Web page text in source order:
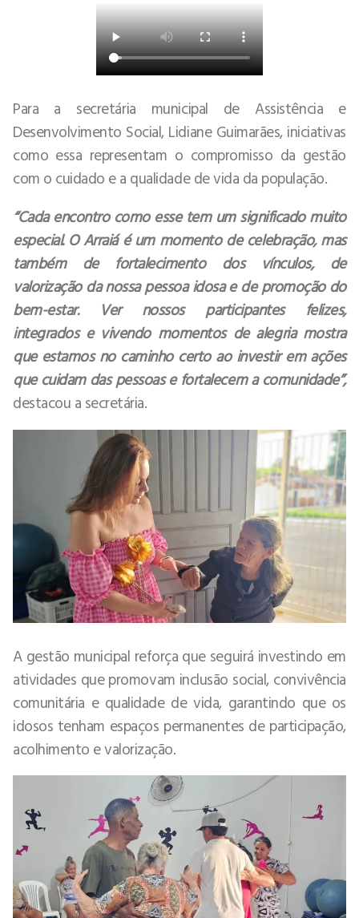
Para a secretária municipal de Assistência e
Desenvolvimento Social, Lidiane Guimarães, iniciativas
como essa representam o compromisso da gestão
com o cuidado e a qualidade de vida da população.
“Cada encontro como esse tem um significado muito
especial. O Arraiá é um momento de celebração, mas
também de fortalecimento dos vínculos, de
valorização da nossa pessoa idosa e de promoção do
bem-estar. Ver nossos participantes felizes,
integrados e vivendo momentos de alegria mostra
que estamos no caminho certo ao investir em ações
que cuidam das pessoas e fortalecem a comunidade”,
destacou a secretária.
A gestão municipal reforça que seguirá investindo em
atividades que promovam inclusão social, convivência
comunitária e qualidade de vida, garantindo que os
idosos tenham espaços permanentes de participação,
acolhimento e valorização.